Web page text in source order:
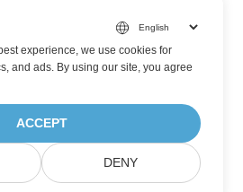
experience, we use cookies for
and ads. By using our site, you agree
ACCEPT
DENY